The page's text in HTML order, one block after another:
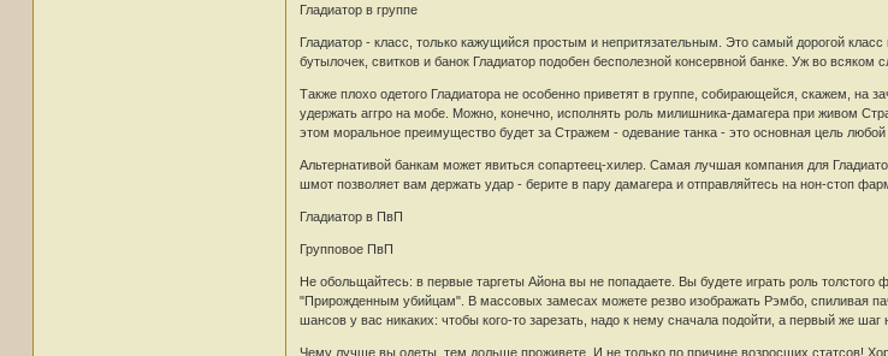
Гладиатор в группе
Гладиатор - класс, только кажущийся простым и непритязательным. Это самый дорогой
бутылочек, свитков и банок Гладиатор подобен бесполезной консервной банке. Уж во
Также плохо одетого Гладиатора не особенно приветят в группе, собирающейся, скажем, на
удержать аггро на мобе. Можно, конечно, исполнять роль милишника-дамагера при живом
этом моральное преимущество будет за Стражем - одевание танка - это основная цель любой
Альтернативой банкам может явиться сопартеец-хилер. Самая лучшая компания для
шмот позволяет вам держать удар - берите в пару дамагера и отправляйтесь на нон-стоп
Гладиатор в ПвП
Групповое ПвП
Не обольщайтесь: в первые таргеты Айона вы не попадаете. Вы будете играть роль
"Прирожденным убийцам". В массовых замесах можете резво изображать Рэмбо, спиливая
шансов у вас никаких: чтобы кого-то зарезать, надо к нему сначала подойти, а первый же шаг
Чему лучше вы одеты, тем дольше проживете. И не только по причине возросших статсов!